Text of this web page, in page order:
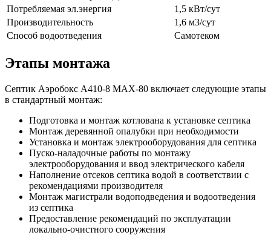
Потребляемая эл.энергия
1,5 кВт/сут
Производительность
1,6 м3/сут
Способ водоотведения
Самотеком
Этапы монтажа
Септик Аэробокс А410-8 MAX-80 включает следующие этапы
в стандартный монтаж:
Подготовка и монтаж котлована к установке септика
Монтаж деревянной опалубки при необходимости
Установка и монтаж электрооборудования для септика
Пуско-наладочные работы по монтажу
электрооборудования и ввод электрического кабеля
Наполнение отсеков септика водой в соответствии с
рекомендациями производителя
Монтаж магистрали водоподведения и водоотведения
из септика
Предоставление рекомендаций по эксплуатации
локально-очистного сооружения